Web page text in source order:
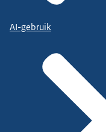
AI-gebruik